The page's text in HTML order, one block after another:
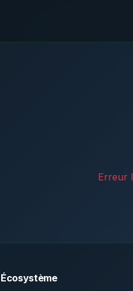
Erreur
Écosystème